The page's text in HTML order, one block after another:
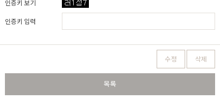
인증키 보기
인증키 입력
수정 삭제
목록